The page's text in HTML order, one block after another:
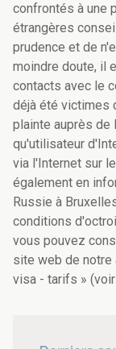
confrontés à une
étrangères
prudence et de
moindre doute, il
contacts avec le
déjà été victimes
plainte auprès de
qu'utilisateur
via l'Internet sur
également en
Russie à
conditions
vous pouvez
site web de notre
visa - tarifs »